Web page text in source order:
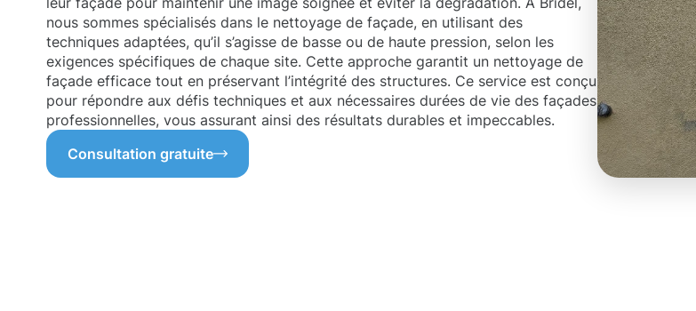
nous sommes spécialisés dans le nettoyage de façade, en utilisant des
techniques adaptées, qu’il s’agisse de basse ou de haute pression, selon les
exigences spécifiques de chaque site. Cette approche garantit un nettoyage de
façade efficace tout en préservant l’intégrité des structures. Ce service est conçu
pour répondre aux défis techniques et aux nécessaires durées de vie des façades
professionnelles, vous assurant ainsi des résultats durables et impeccables.
Consultation gratuite